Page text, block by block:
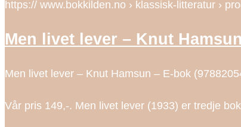
https:// www.bokkilden.no › klassisk-litteratur ›
Men livet lever – Knut
Men livet lever – Knut Hamsun – E-bok
Vår pris 149,-. Men livet lever (1933) er tredje